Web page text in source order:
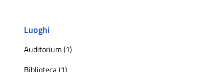
Luoghi
Auditorium (1)
Biblioteca (1)